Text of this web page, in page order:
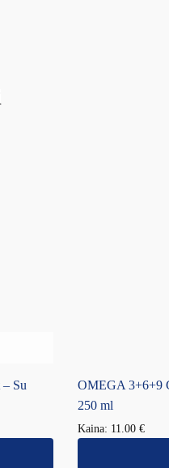
– Su
OMEGA 3+6+9
250 ml
Kaina: 11.00 €